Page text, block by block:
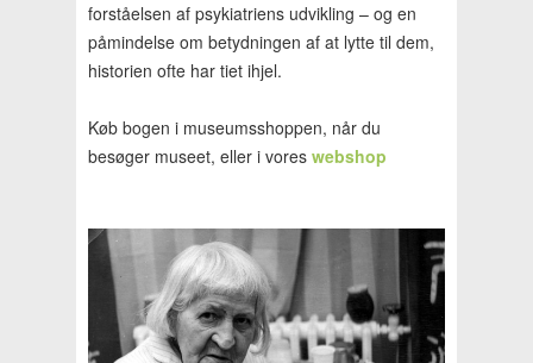
forståelsen af psykiatriens udvikling – og en
påmindelse om betydningen af at lytte til dem,
historien ofte har tiet ihjel.
Køb bogen i museumsshoppen, når du
besøger museet, eller i vores webshop